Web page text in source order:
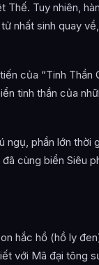
Tuy nhiên,
nhất sinh quay
của “Tinh Thần
tinh thần của
ngụ, phần lớn thời
cùng biển Siêu
hắc hồ (hồ ly
với Mã đại tông